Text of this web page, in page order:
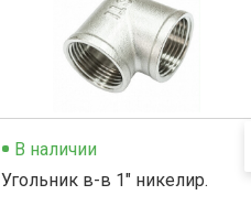
В наличии
Угольник в-в 1" никелир.